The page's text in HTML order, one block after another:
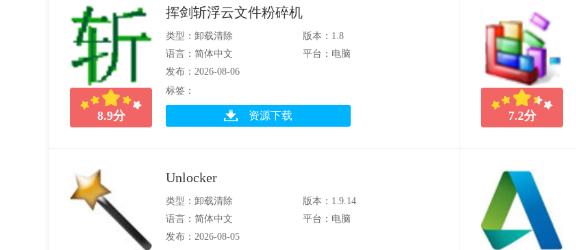
8.9分
挥剑斩浮云文件粉碎机
类型：卸载清除
版本：1.8
语言：简体中文
平台：电脑
发布：2026-08-06
标签：
资源下载 7.2分
Unlocker
类型：卸载清除
版本：1.9.14
语言：简体中文
平台：电脑
发布：2026-08-05